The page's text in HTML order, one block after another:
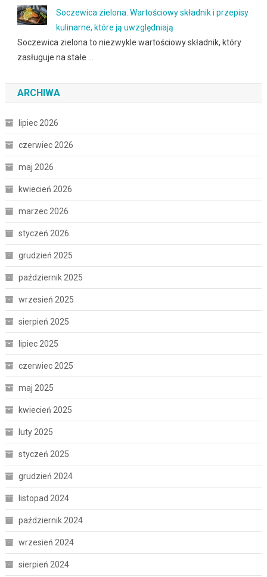
Soczewica zielona: Wartościowy składnik i przepisy
kulinarne, które ją uwzględniają
Soczewica zielona to niezwykle wartościowy składnik, który
zasługuje na stałe …
ARCHIWA
lipiec 2026
czerwiec 2026
maj 2026
kwiecień 2026
marzec 2026
styczeń 2026
grudzień 2025
październik 2025
wrzesień 2025
sierpień 2025
lipiec 2025
czerwiec 2025
maj 2025
kwiecień 2025
luty 2025
styczeń 2025
grudzień 2024
listopad 2024
październik 2024
wrzesień 2024
sierpień 2024